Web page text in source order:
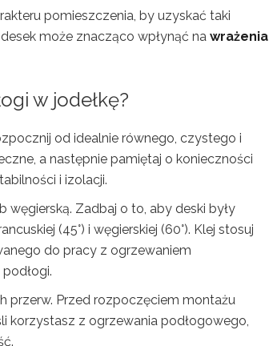
pomieszczenia, by uzyskać taki
może znacząco wpłynąć na wrażenia
w jodełkę?
od idealnie równego, czystego i
a następnie pamiętaj o konieczności
i izolacji.
węgierską. Zadbaj o to, aby deski były
(45°) i węgierskiej (60°). Klej stosuj
do pracy z ogrzewaniem
przerw. Przed rozpoczęciem montażu
korzystasz z ogrzewania podłogowego,